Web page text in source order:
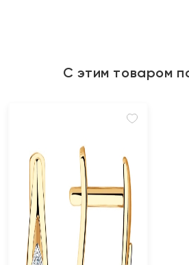
С этим товаром